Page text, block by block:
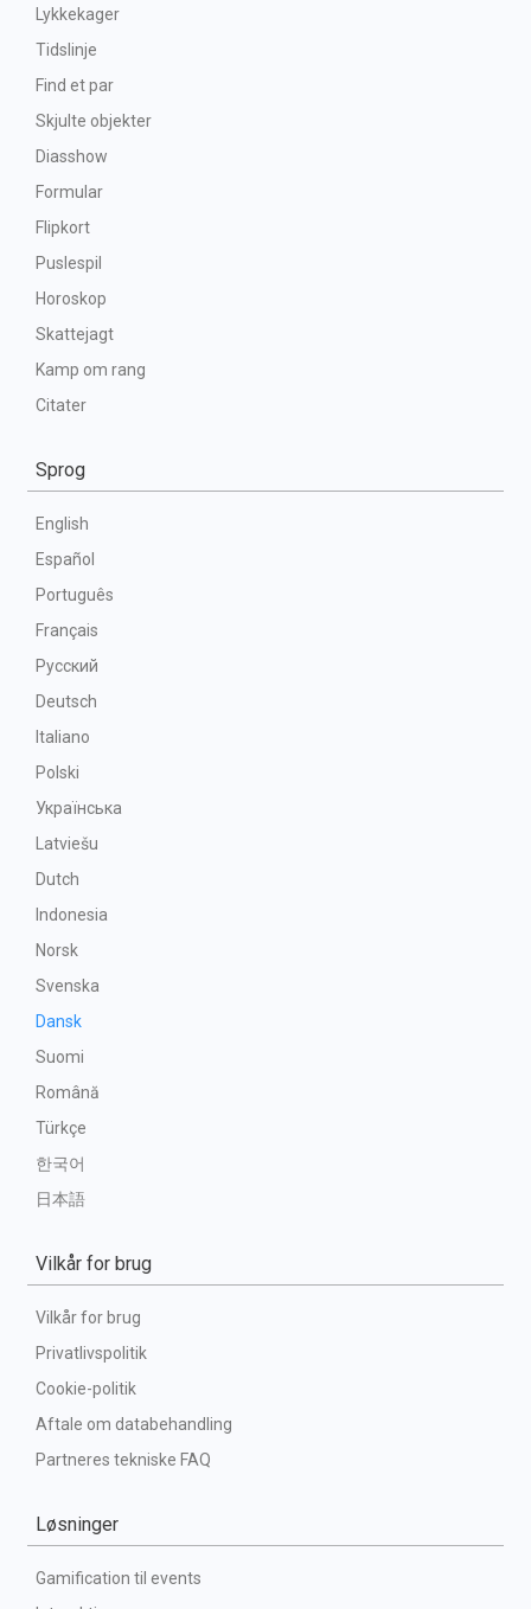
Lykkekager
Tidslinje
Find et par
Skjulte objekter
Diasshow
Formular
Flipkort
Puslespil
Horoskop
Skattejagt
Kamp om rang
Citater
Sprog
English
Español
Português
Français
Русский
Deutsch
Italiano
Polski
Українська
Latviešu
Dutch
Indonesia
Norsk
Svenska
Dansk
Suomi
Română
Türkçe
한국어
日本語
Vilkår for brug
Vilkår for brug
Privatlivspolitik
Cookie-politik
Aftale om databehandling
Partneres tekniske FAQ
Løsninger
Gamification til events